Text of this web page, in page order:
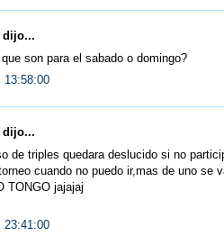
dijo...
son para el sabado o domingo?
13:58:00
dijo...
de triples quedara deslucido si no
cuando no puedo ir,mas de uno se
TONGO jajajaj
23:41:00